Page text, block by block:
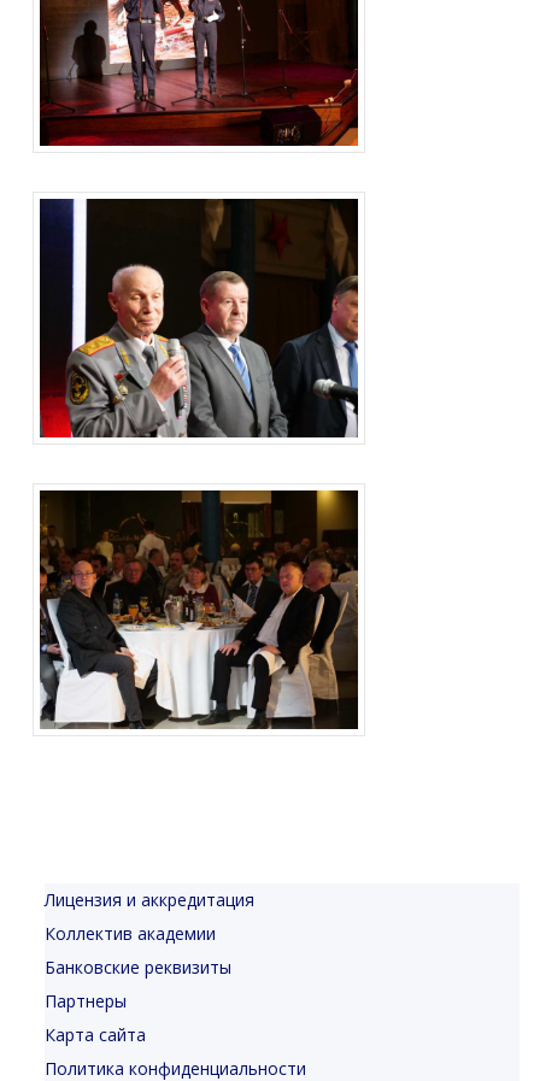
Лицензия и аккредитация
Коллектив академии
Банковские реквизиты
Партнеры
Карта сайта
Политика конфиденциальности